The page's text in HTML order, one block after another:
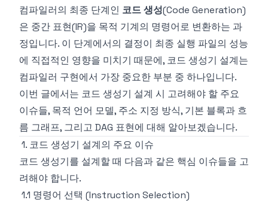
컴파일러의 최종 단계인 코드 생성(Code Generation)
은 중간 표현(IR)을 목적 기계의 명령어로 변환하는 과
정입니다. 이 단계에서의 결정이 최종 실행 파일의 성능
에 직접적인 영향을 미치기 때문에, 코드 생성기 설계는
컴파일러 구현에서 가장 중요한 부분 중 하나입니다.
이번 글에서는 코드 생성기 설계 시 고려해야 할 주요
이슈들, 목적 언어 모델, 주소 지정 방식, 기본 블록과 흐
름 그래프, 그리고 DAG 표현에 대해 알아보겠습니다.
1. 코드 생성기 설계의 주요 이슈
코드 생성기를 설계할 때 다음과 같은 핵심 이슈들을 고
려해야 합니다.
1.1 명령어 선택 (Instruction Selection)